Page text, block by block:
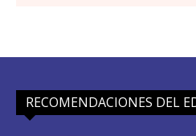
RECOMENDACIONES DEL